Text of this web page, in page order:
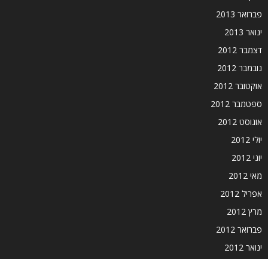
פברואר 2013
ינואר 2013
דצמבר 2012
נובמבר 2012
אוקטובר 2012
ספטמבר 2012
אוגוסט 2012
יולי 2012
יוני 2012
מאי 2012
אפריל 2012
מרץ 2012
פברואר 2012
ינואר 2012